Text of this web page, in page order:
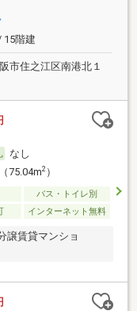
15階建
市住之江区南港北１
なし
75.04m2）
バス・トイレ別
インターネット無料
譲賃貸マンショ